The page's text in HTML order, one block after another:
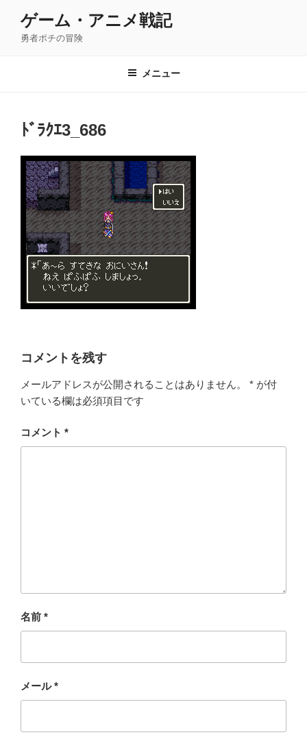
ゲーム・アニメ戦記
勇者ポチの冒険
メニュー
ﾄﾞﾗｸｴ3_686
コメントを残す
メールアドレスが公開されることはありません。 * が付
いている欄は必須項目です
コメント *
名前 *
メール*